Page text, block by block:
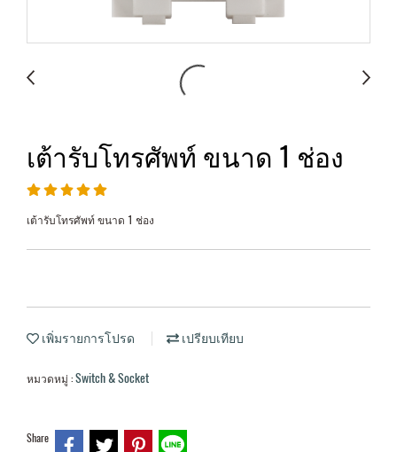
เต้ารับโทรศัพท์ ขนาด 1 ช่อง
เต้ารับโทรศัพท์ ขนาด 1 ช่อง
เพิ่มรายการโปรด เปรียบเทียบ
หมวดหมู่ :Switch & Socket
Share